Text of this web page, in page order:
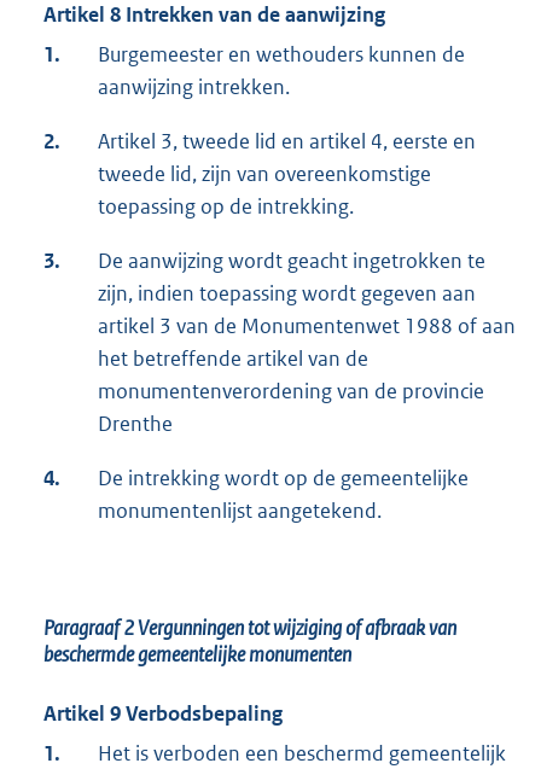
Artikel 8 Intrekken van de aanwijzing
1.
Burgemeester en wethouders kunnen de
aanwijzing intrekken.
2.
Artikel 3, tweede lid en artikel 4, eerste en
tweede lid, zijn van overeenkomstige
toepassing op de intrekking.
3.
De aanwijzing wordt geacht ingetrokken te
zijn, indien toepassing wordt gegeven aan
artikel 3 van de Monumentenwet 1988 of aan
het betreffende artikel van de
monumentenverordening van de provincie
Drenthe
4.
De intrekking wordt op de gemeentelijke
monumentenlijst aangetekend.
Paragraaf 2Vergunningen tot wijziging of afbraak van
beschermde gemeentelijke monumenten
Artikel 9 Verbodsbepaling
1.
Het is verboden een beschermd gemeentelijk